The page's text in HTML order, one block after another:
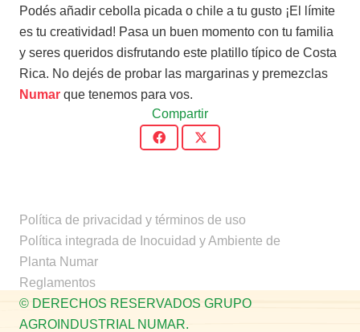
Podés añadir cebolla picada o chile a tu gusto ¡El límite
es tu creatividad! Pasa un buen momento con tu familia
y seres queridos disfrutando este platillo típico de Costa
Rica. No dejés de probar las margarinas y premezclas
Numar que tenemos para vos.
Compartir
Política de privacidad y términos de uso
Política integrada de Inocuidad y Ambiente de
Planta Numar
Reglamentos
© DERECHOS RESERVADOS GRUPO
AGROINDUSTRIAL NUMAR.